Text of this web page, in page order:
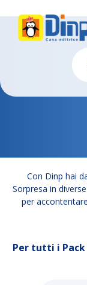
Con Dinp hai
Sorpresa in
per
Per tutti i